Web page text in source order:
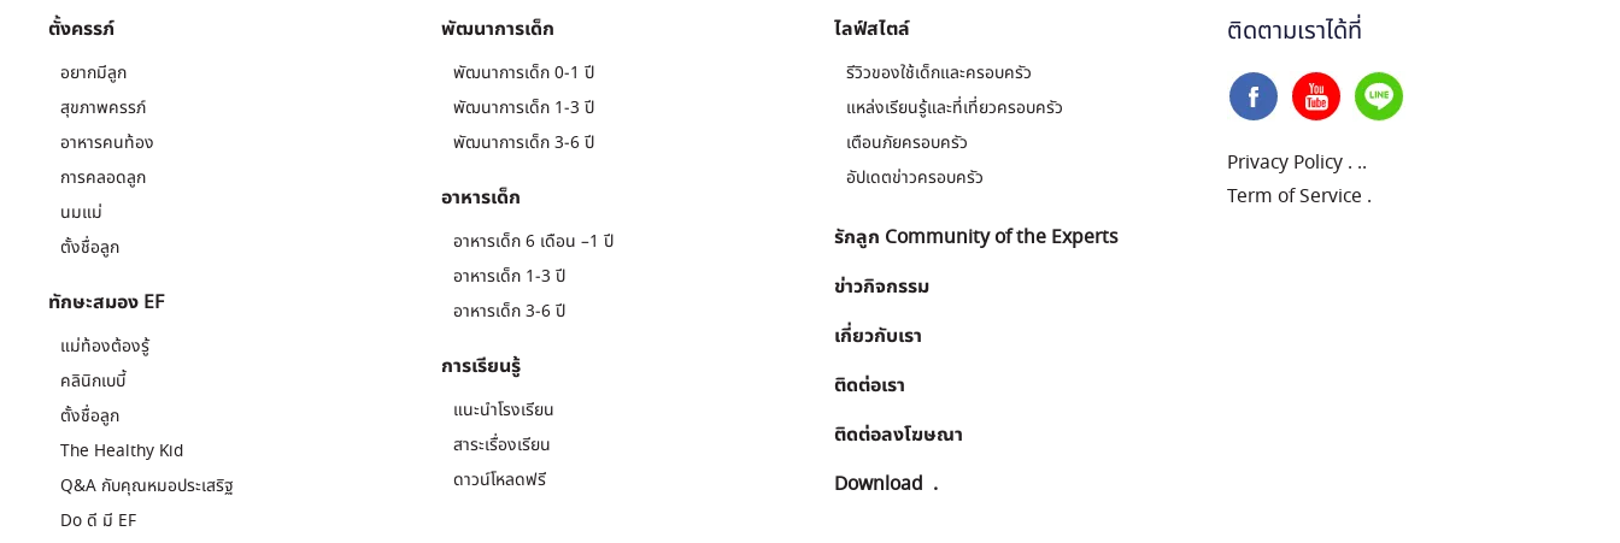
ตั้งครรภ์
อยากมีลูก
สุขภาพครรภ์
อาหารคนท้อง
การคลอดลูก
นมแม่
ตั้งชื่อลูก
ทักษะสมอง EF
แม่ท้องต้องรู้
คลินิกเบบี้
ตั้งชื่อลูก
The Healthy Kid
Q&A กับคุณหมอประเสริฐ
Do ดี มี EF
พัฒนาการเด็ก
พัฒนาการเด็ก 0-1 ปี
พัฒนาการเด็ก 1-3 ปี
พัฒนาการเด็ก 3-6 ปี
อาหารเด็ก
อาหารเด็ก 6 เดือน –1 ปี
อาหารเด็ก 1-3 ปี
อาหารเด็ก 3-6 ปี
การเรียนรู้
แนะนำโรงเรียน
สาระเรื่องเรียน
ดาวน์โหลดฟรี
ไลฟ์สไตล์
รีวิวของใช้เด็กและครอบครัว
แหล่งเรียนรู้และที่เที่ยวครอบครัว
เตือนภัยครอบครัว
อัปเดตข่าวครอบครัว
รักลูก Community of the Experts
ข่าวกิจกรรม
เกี่ยวกับเรา
ติดต่อเรา
ติดต่อลงโฆษณา
Download .
ติดตามเราได้ที่
Privacy Policy . ..
Term of Service .